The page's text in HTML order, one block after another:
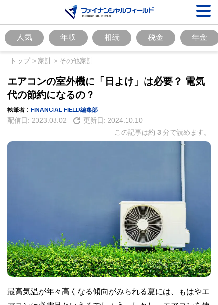
人気 年収 相続 税金 年金
トップ> 家計 > その他家計
エアコンの室外機に「日よけ」は必要？ 電気
代の節約になるの？
執筆者 : FINANCIAL FIELD編集部
配信日: 2023.08.02 更新日: 2024.10.10
この記事は約 3 分で読めます。
最高気温が年々高くなる傾向がみられる夏には、もはやエ